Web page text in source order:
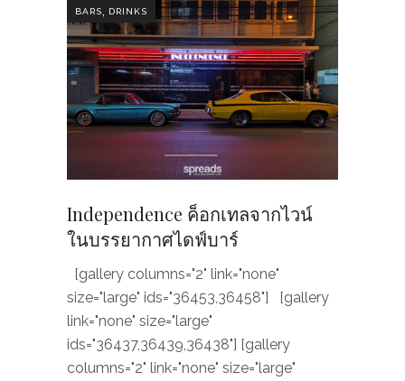
BARS, DRINKS
Independence ค็อกเทลจากไวน์
ในบรรยากาศไดฟ์บาร์
[gallery columns="2" link="none"
size="large" ids="36453,36458"] [gallery
link="none" size="large"
ids="36437,36439,36438"] [gallery
columns="2" link="none" size="large"